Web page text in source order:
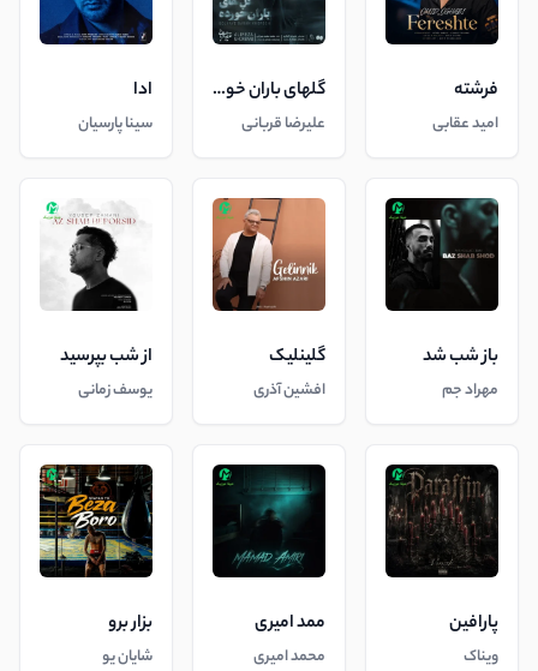
فرشته
امید عقابی
گلهای باران خورده
علیرضا قربانی
ادا
سینا پارسیان
باز شب شد
مهراد جم
گلینلیک
افشین آذری
از شب بپرسید
یوسف زمانی
پارافین
ویناک
ممد امیری
محمد امیری
بزار برو
شایان یو